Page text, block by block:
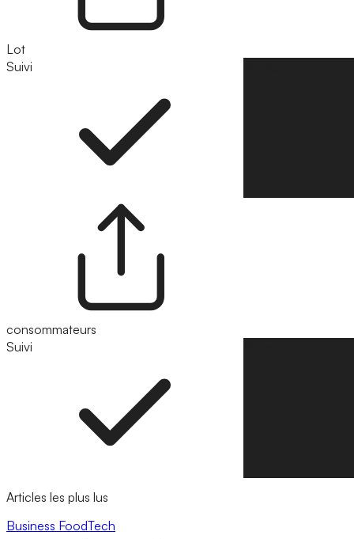
Lot
Suivi
consommateurs
Suivi
Articles les plus lus
Business FoodTech